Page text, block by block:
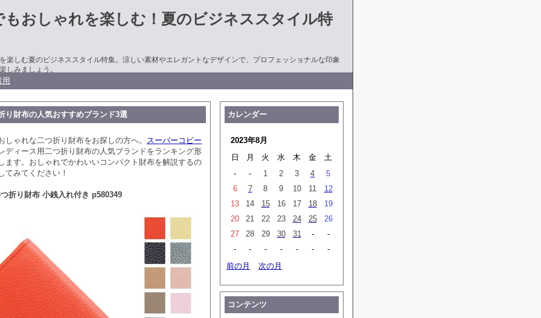
もおしゃれを楽しむ！夏のビジネススタイル特
楽しむ夏のビジネススタイル特集。涼しい素材やエレガントなデザインで、プロフェッショナルな印象
しみましょう。
用
り財布の人気おすすめブランド3選
しゃれな二つ折り財布をお探しの方へ。 スーパーコピー
ディース用二つ折り財布の人気ブランドをランキング形
ます。おしゃれでかわいいコンパクト財布を解説するの
てみてください！
折り財布 小銭入れ付き p580349
カレンダー
2023年8月
日
月 火 水 木 金
土
-
- 1 2 3 4
5
6
7 8 9 10 11
12
13
14 15 16 17 18
19
20
21 22 23 24 25
26
27
28 29 30 31 -
-
-
- - - - -
-
前の月
次の月
コンテンツ